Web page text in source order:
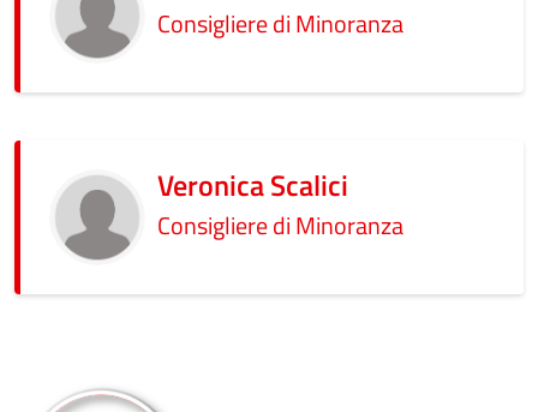
Consigliere di Minoranza
Veronica Scalici
Consigliere di Minoranza